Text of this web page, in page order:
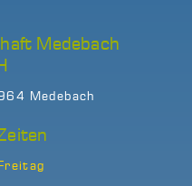
Medebach
Medebach